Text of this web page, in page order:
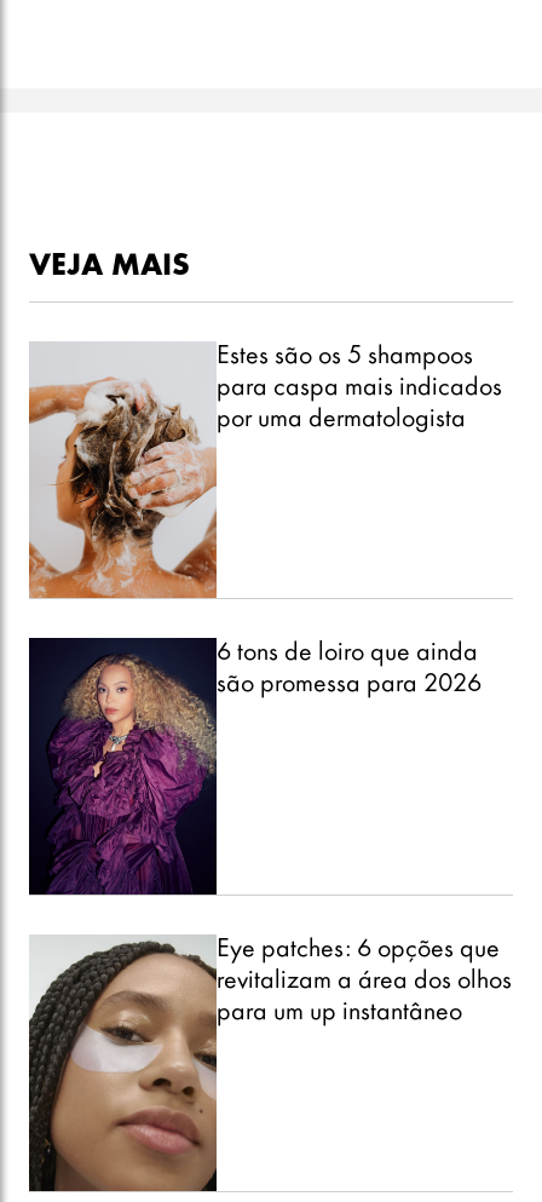
VEJA MAIS
Estes são os 5 shampoos
para caspa mais indicados
por uma dermatologista
6 tons de loiro que ainda
são promessa para 2026
Eye patches: 6 opções que
revitalizam a área dos olhos
para um up instantâneo